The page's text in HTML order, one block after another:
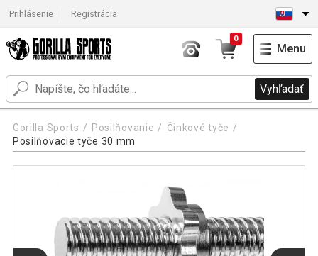
Prihlásenie Registrácia
Vyhľadať
0
Menu
Gorilla Sports Posilňovanie
Činkové tyče
Posilňovacie tyče 30 mm